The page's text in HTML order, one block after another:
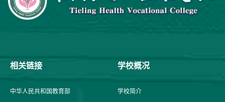
相关链接
中华人民共和国教育部
学校概况
学校简介